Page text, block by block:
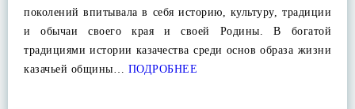
поколений впитывала в себя историю, культуру, традиции
и обычаи своего края и своей Родины. В богатой
традициями истории казачества среди основ образа жизни
казачьей общины… ПОДРОБНЕЕ